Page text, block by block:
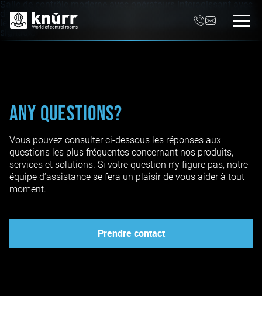
Any Questions?
Vous pouvez consulter ci-dessous les réponses aux
questions les plus fréquentes concernant nos produits,
services et solutions. Si votre question n’y figure pas, notre
équipe d’assistance se fera un plaisir de vous aider à tout
moment.
Prendre contact